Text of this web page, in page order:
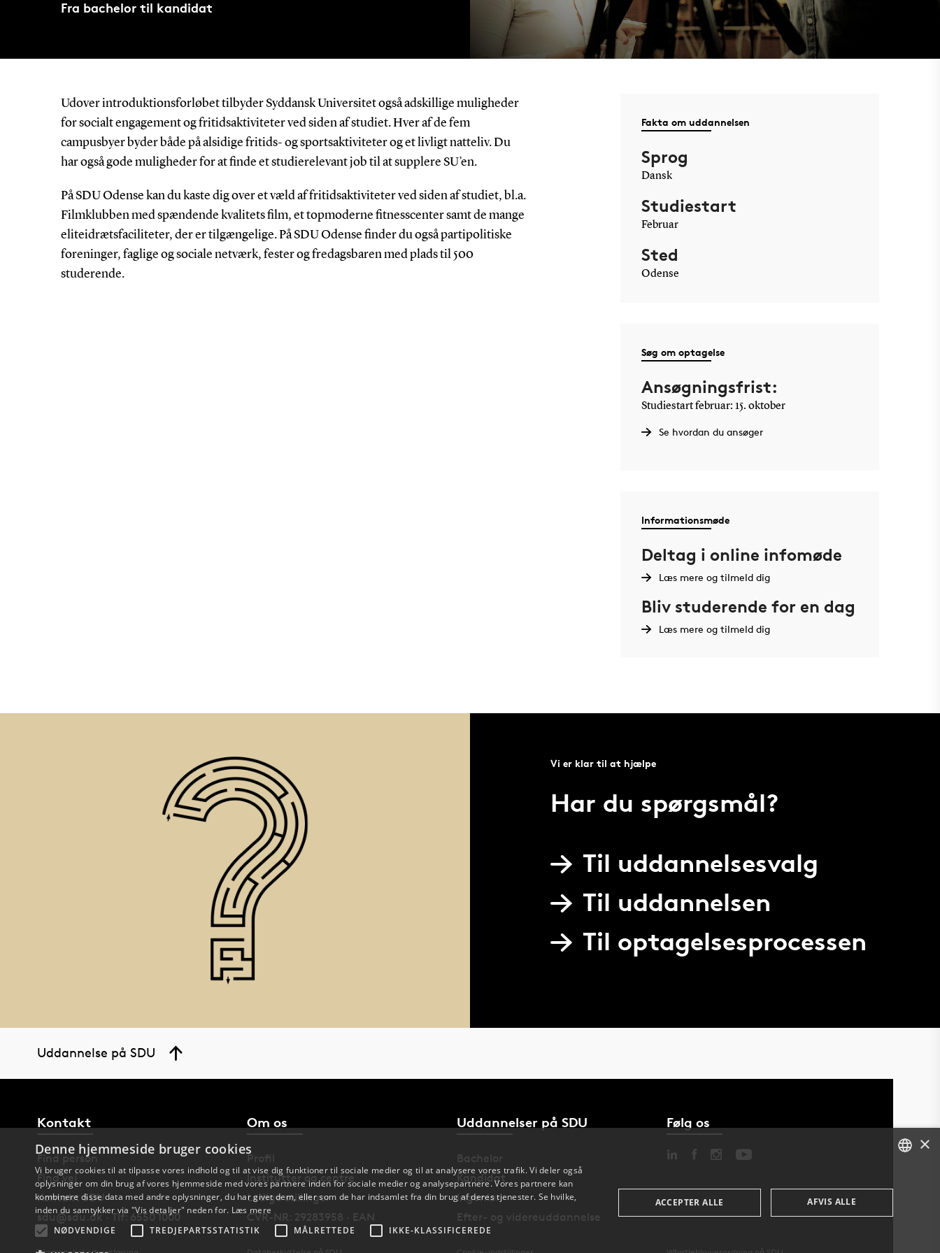
Fra bachelor til kandidat
Udover introduktionsforløbet tilbyder Syddansk Universitet også adskillige muligheder
for socialt engagement og fritidsaktiviteter ved siden af studiet. Hver af de fem
campusbyer byder både på alsidige fritids- og sportsaktiviteter og et livligt natteliv. Du
har også gode muligheder for at finde et studierelevant job til at supplere SU’en.
På SDU Odense kan du kaste dig over et væld af fritidsaktiviteter ved siden af studiet, bl.a.
Filmklubben med spændende kvalitets film, et topmoderne fitnesscenter samt de mange
eliteidrætsfaciliteter, der er tilgængelige. På SDU Odense finder du også partipolitiske
foreninger, faglige og sociale netværk, fester og fredagsbaren med plads til 500
studerende.
Fakta om uddannelsen
Sprog
Dansk
Studiestart
Februar
Sted
Odense
Søg om optagelse
Ansøgningsfrist:
Studiestart februar: 15. oktober
Se hvordan du ansøger
Informationsmøde
Deltag i online infomøde
Læs mere og tilmeld dig
Bliv studerende for en dag
Læs mere og tilmeld dig
Vi er klar til at hjælpe
Har du spørgsmål?
Til uddannelsesvalg
Til uddannelsen
Til optagelsesprocessen
Uddannelse på SDU
Kontakt
Find person
Find vej
Kontakt SDU
sdu@sdu.dk · Tlf: 6550 1000
Om os
Profil
Institutter og centre
Ledige stillinger
CVR-NR: 29283958 · EAN
Uddannelser på SDU
Bachelor
Kandidat
Ingeniør
Efter- og videreuddannelse
Følg os
ENGLISH
×
Denne hjemmeside bruger cookies
Vi bruger cookies til at tilpasse vores indhold og til at vise dig funktioner til sociale medier og til at analysere vores trafik. Vi deler også
oplysninger om din brug af vores hjemmeside med vores partnere inden for sociale medier og analysepartnere. Vores partnere kan
kombinere disse data med andre oplysninger, du har givet dem, eller som de har indsamlet fra din brug af deres tjenester. Se hvilke,
inden du samtykker via "Vis detaljer" neden for. Læs mere
NØDVENDIGE
TREDJEPARTSSTATISTIK MÅLRETTEDE IKKE-KLASSIFICEREDE
ACCEPTER ALLE AFVIS ALLE